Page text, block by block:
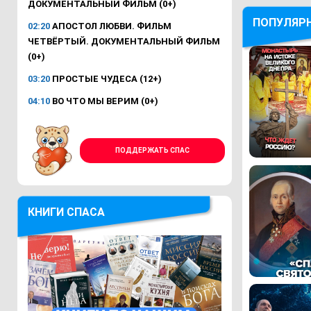
ДОКУМЕНТАЛЬНЫЙ ФИЛЬМ (0+)
02:20 АПОСТОЛ ЛЮБВИ. ФИЛЬМ
ЧЕТВЁРТЫЙ. ДОКУМЕНТАЛЬНЫЙ ФИЛЬМ
(0+)
03:20 ПРОСТЫЕ ЧУДЕСА (12+)
04:10 ВО ЧТО МЫ ВЕРИМ (0+)
ПОДДЕРЖАТЬ СПАС
КНИГИ СПАСА